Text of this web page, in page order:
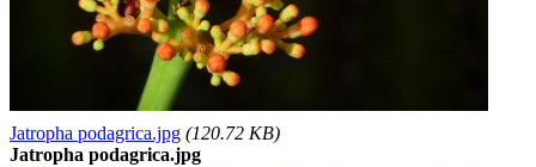
Jatropha podagrica.jpg (120.72 KB)
Jatropha podagrica.jpg